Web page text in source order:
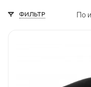
ФИЛЬТР По